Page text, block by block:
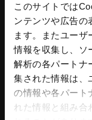
このサイトでは
ンテンツや広告の
ます。またユーザ
情報を収集し、ソ
解析の各パートナ
集された情報は、
の情報や各パート
れた情報と組み合
工作機器
スタンダードチャック
アドバンスチャック
ハンドチャック
チャック部品
把握力計